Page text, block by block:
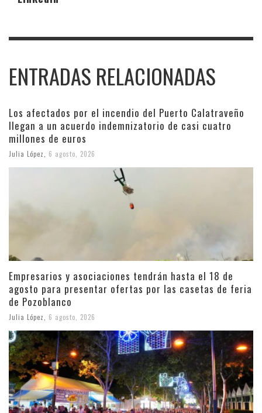
ENTRADAS RELACIONADAS
Los afectados por el incendio del Puerto Calatraveño
llegan a un acuerdo indemnizatorio de casi cuatro
millones de euros
Julia López 6 agosto, 2026
Empresarios y asociaciones tendrán hasta el 18 de
agosto para presentar ofertas por las casetas de feria
de Pozoblanco
Julia López 6 agosto, 2026